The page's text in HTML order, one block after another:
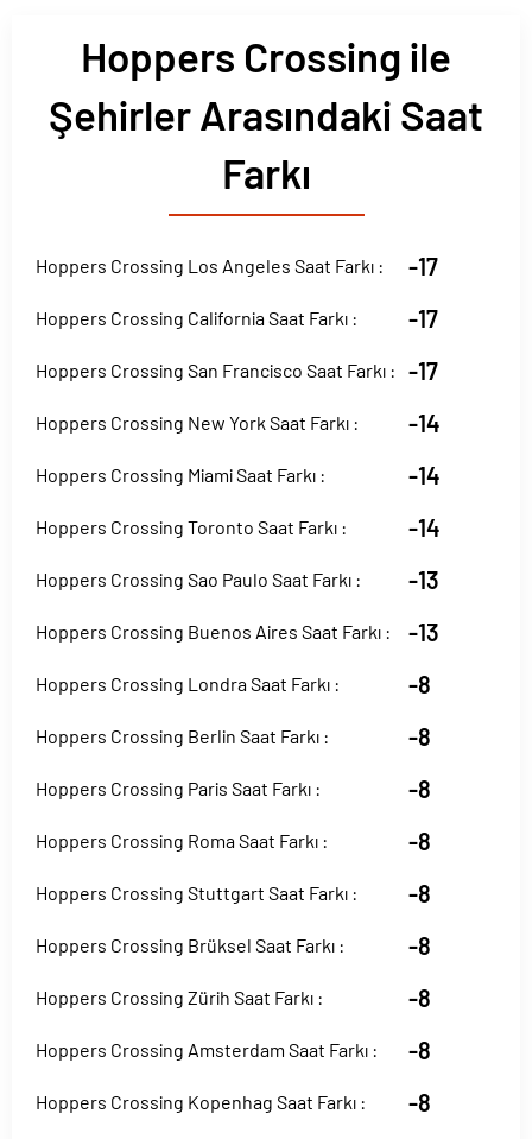
Hoppers Crossing ile
Şehirler Arasındaki Saat
Farkı
Hoppers Crossing Los Angeles Saat Farkı : -17
Hoppers Crossing California Saat Farkı : -17
Hoppers Crossing San Francisco Saat Farkı : -17
Hoppers Crossing New York Saat Farkı : -14
Hoppers Crossing Miami Saat Farkı : -14
Hoppers Crossing Toronto Saat Farkı : -14
Hoppers Crossing Sao Paulo Saat Farkı : -13
Hoppers Crossing Buenos Aires Saat Farkı : -13
Hoppers Crossing Londra Saat Farkı : -8
Hoppers Crossing Berlin Saat Farkı : -8
Hoppers Crossing Paris Saat Farkı : -8
Hoppers Crossing Roma Saat Farkı : -8
Hoppers Crossing Stuttgart Saat Farkı : -8
Hoppers Crossing Brüksel Saat Farkı : -8
Hoppers Crossing Zürih Saat Farkı : -8
Hoppers Crossing Amsterdam Saat Farkı : -8
Hoppers Crossing Kopenhag Saat Farkı : -8